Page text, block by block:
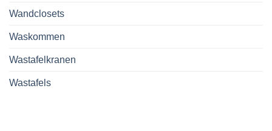
Wandclosets
Waskommen
Wastafelkranen
Wastafels